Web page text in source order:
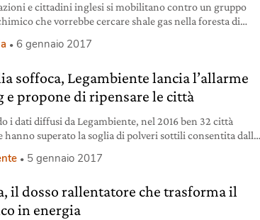
e cittadini inglesi si mobilitano contro un gruppo
che vorrebbe cercare shale gas nella foresta di
6 gennaio 2017
soffoca, Legambiente lancia l’allarme
e propone di ripensare le città
i dati diffusi da Legambiente, nel 2016 ben 32 città
hanno superato la soglia di polveri sottili consentita dalla
5 gennaio 2017
il dosso rallentatore che trasforma il
in energia